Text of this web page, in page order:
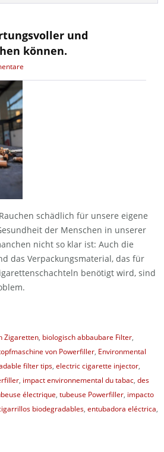
und
können.
schädlich für unsere eigene
der Menschen in unserer
nicht so klar ist: Auch die
das Verpackungsmaterial, das für
benötigt wird, sind
Zigaretten, biologisch abbaubare Filter,
von Powerfiller, Environmental
filter tips, electric cigarette injector,
, impact environnemental du tabac, des
électrique, tubeuse Powerfiller, impacto
biodegradables, entubadora eléctrica,